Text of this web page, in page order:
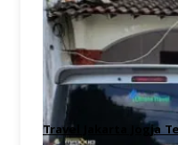
Travel Jakarta Jogja